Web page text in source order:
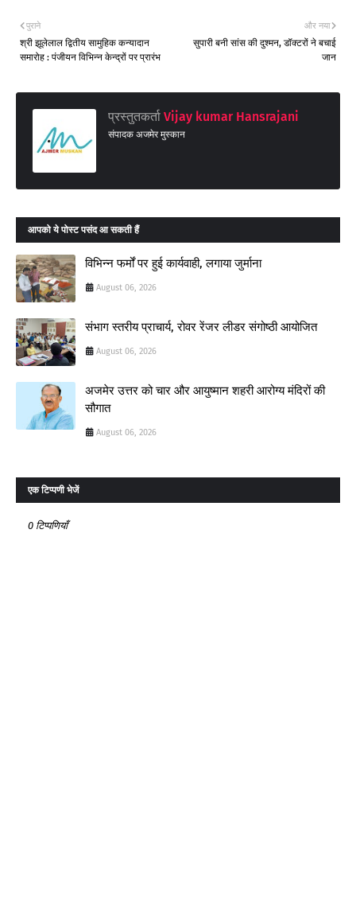
और नया
सुपारी बनी सांस की दुश्मन, डॉक्टरों ने बचाई
जान
पुराने
श्री झूलेलाल द्वितीय सामुहिक कन्यादान
समारोह : पंजीयन विभिन्न केन्द्रों पर प्रारंभ
प्रस्तुतकर्ता Vijay kumar Hansrajani
संपादक अजमेर मुस्कान
आपको ये पोस्ट पसंद आ सकती हैं
विभिन्न फर्मों पर हुई कार्यवाही, लगाया जुर्माना
August 06, 2026
संभाग स्तरीय प्राचार्य, रोवर रेंजर लीडर संगोष्ठी आयोजित
August 06, 2026
अजमेर उत्तर को चार और आयुष्मान शहरी आरोग्य मंदिरों की
सौगात
August 06, 2026
एक टिप्पणी भेजें
0 टिप्पणियाँ